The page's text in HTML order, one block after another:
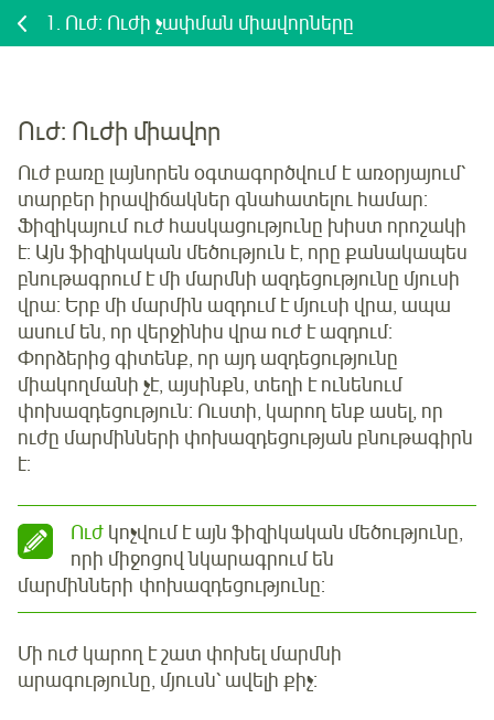
1. Ուժ: Ուժի չափման միավորները
Ուժ: Ուժի միավոր
Ուժ բառը լայնորեն օգտագործվում է առօրյայում՝
տարբեր իրավիճակներ գնահատելու համար:
Ֆիզիկայում ուժ հասկացությունը խիստ որոշակի
է: Այն ֆիզիկական մեծություն է, որը քանակապես
բնութագրում է մի մարմնի ազդեցությունը մյուսի
վրա: Երբ մի մարմին ազդում է մյուսի վրա, ապա
ասում են, որ վերջինիս վրա ուժ է ազդում:
Փորձերից գիտենք, որ այդ ազդեցությունը
միակողմանի չէ, այսինքն, տեղի է ունենում
փոխազդեցություն: Ուստի, կարող ենք ասել, որ
ուժը մարմինների փոխազդեցության բնութագիրն
է:
Ուժ կոչվում է այն ֆիզիկական մեծությունը,
որի միջոցով նկարագրում են
մարմինների փոխազդեցությունը:
Մի ուժ կարող է շատ փոխել մարմնի
արագությունը, մյուսն՝ ավելի քիչ: